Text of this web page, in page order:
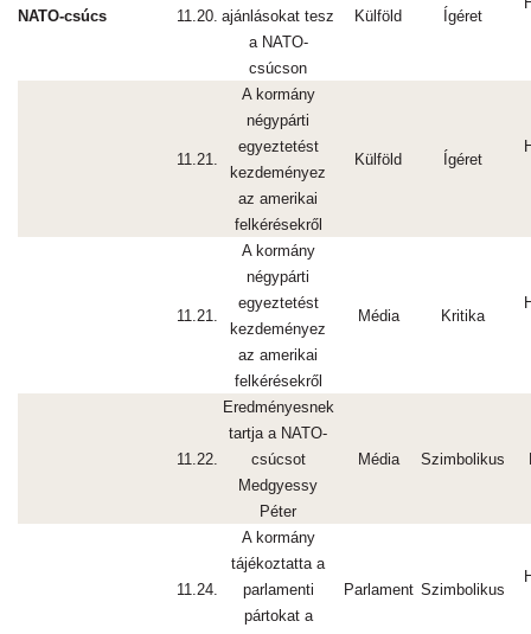
NATO-csúcs 11.20. ajánlásokat tesz
a NATO-
csúcson
Külföld Ígéret
11.21.
A kormány
négypárti
egyeztetést
kezdeményez
az amerikai
felkérésekről
Külföld Ígéret
11.21.
A kormány
négypárti
egyeztetést
kezdeményez
az amerikai
felkérésekről
Média Kritika
11.22.
Eredményesnek
tartja a NATO-
csúcsot
Medgyessy
Péter
Média Szimbolikus
11.24.
A kormány
tájékoztatta a
parlamenti
pártokat a
Parlament Szimbolikus